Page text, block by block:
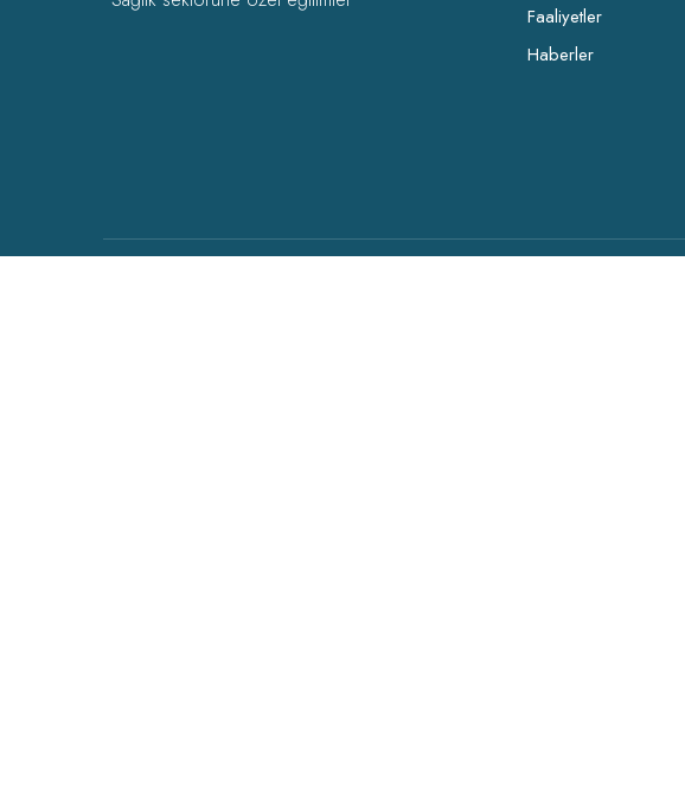
Faaliyetler
Haberler